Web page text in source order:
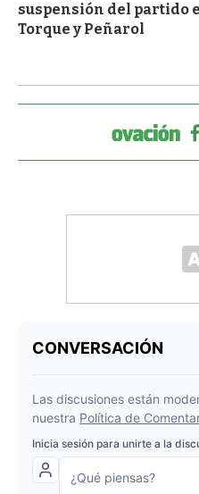
suspensión del partido
Torque y Peñarol